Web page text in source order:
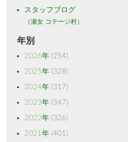
スタッフブログ
（瀬女 コテージ村）
年別
2026年(254)
2025年(328)
2024年(317)
2023年(347)
2022年(326)
2021年(401)